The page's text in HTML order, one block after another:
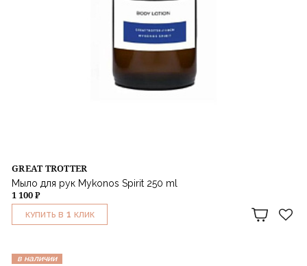
GREAT TROTTER
Мыло для рук Mykonos Spirit 250 ml
1 100 ₽
КУПИТЬ В 1 КЛИК
в наличии